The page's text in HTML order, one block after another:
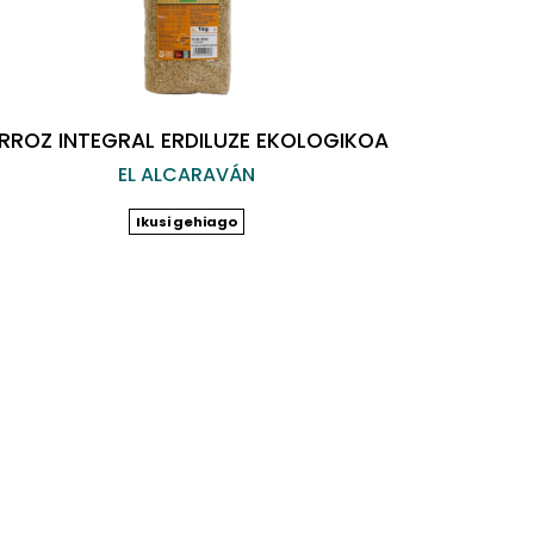
INTEGRAL ERDILUZE EKOLOGIKOA
EL ALCARAVÁN
Ikusi gehiago